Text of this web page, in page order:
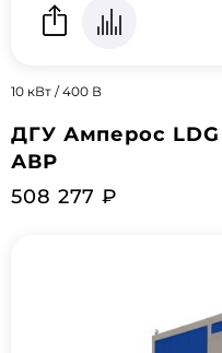
10 кВт / 400 В
ДГУ Амперос LDG
АВР
508 277 ₽